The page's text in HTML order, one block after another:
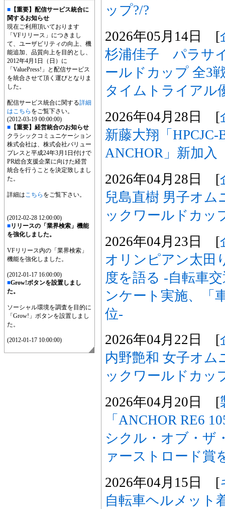
■ 【重要】配信サービス統合に
関するお知らせ
現在ご利用頂いております
「VFリリース」につきまし
て、ユーザビリティの向上、機
能追加、品質向上を目的とし、
2012年4月1日（日）に
「ValuePress!」と配信サービス
を統合させて頂く運びとなりま
した。
配信サービス統合に関する詳細
はこちら をご覧下さい。
(2012-03-19 00:00:00)
■ 【重要】経営統合のお知らせ
クラシックコミュニケーション
株式会社は、株式会社バリュー
プレスと平成24年3月1日付けで
PR総合支援企業に向けた経営
統合を行うことを決定致しまし
た。
詳細はこちら をご覧下さい。
(2012-02-28 12:00:00)
■リリースの「業界検索」機能
を強化しました。
VFリリース内の「業界検索」
機能を強化しました。
(2012-01-17 16:00:00)
■Grow!ボタンを設置しまし
た。
ソーシャル環境を調査を目的に
「Grow!」ボタンを設置しまし
た。
(2012-01-17 10:00:00)
ップ?/?
2026年05月14日 [
杉浦佳子 パラサ
ールドカップ 全3
タイムトライアル
2026年04月28日 [
新藤大翔「HPCJC-
ANCHOR」新加入
2026年04月28日 [
兒島直樹 男子オム
ックワールドカッ
2026年04月23日 [
オリンピアン太田
度を語る -自転車
ンケート実施、「
位-
2026年04月22日 [
内野艶和 女子オム
ックワールドカッ
2026年04月20日 [
「ANCHOR RE6
シクル・オブ・ザ
ァーストロード賞
2026年04月15日 [
自転車ヘルメット